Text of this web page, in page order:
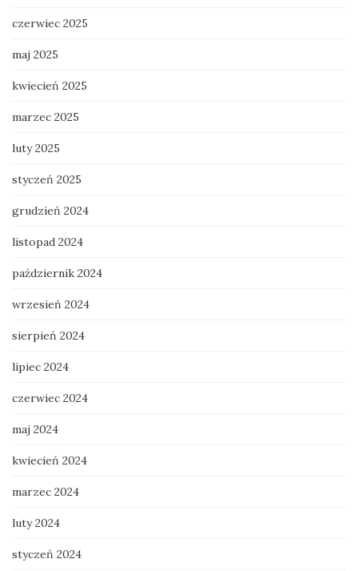
czerwiec 2025
maj 2025
kwiecień 2025
marzec 2025
luty 2025
styczeń 2025
grudzień 2024
listopad 2024
październik 2024
wrzesień 2024
sierpień 2024
lipiec 2024
czerwiec 2024
maj 2024
kwiecień 2024
marzec 2024
luty 2024
styczeń 2024